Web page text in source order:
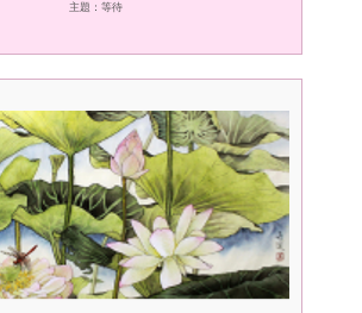
主題：等待